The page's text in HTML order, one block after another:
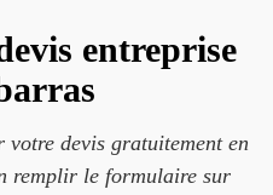
entreprise
votre devis gratuitement en
remplir le formulaire sur